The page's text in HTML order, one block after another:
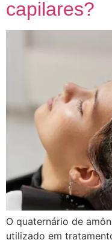
capilares?
O quaternário de
utilizado em